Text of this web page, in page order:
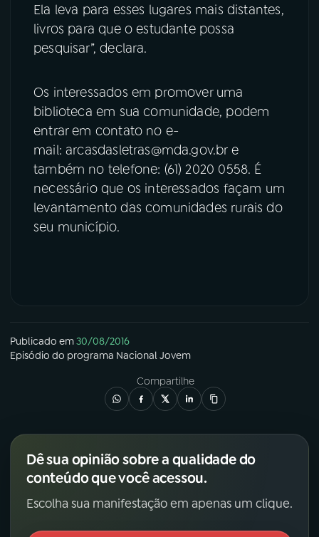
Ela leva para esses lugares mais distantes,
livros para que o estudante possa
pesquisar”, declara.
Os interessados em promover uma
biblioteca em sua comunidade, podem
entrar em contato no e-
mail: arcasdasletras@mda.gov.br e
também no telefone: (61) 2020 0558. É
necessário que os interessados façam um
levantamento das comunidades rurais do
seu município.
Publicado em30/08/2016
Episódio do programa Nacional Jovem
Compartilhe
Dê sua opinião sobre a qualidade do
conteúdo que você acessou.
Escolha sua manifestação em apenas um clique.